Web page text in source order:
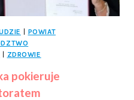
POWIAT
ZDROWIE
pokieruje